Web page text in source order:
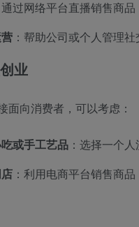
通过网络平台直播销售商品
：帮助公司或个人管理
业
面向消费者，可以考虑：
或手工艺品 ：选择一个
：利用电商平台销售商品